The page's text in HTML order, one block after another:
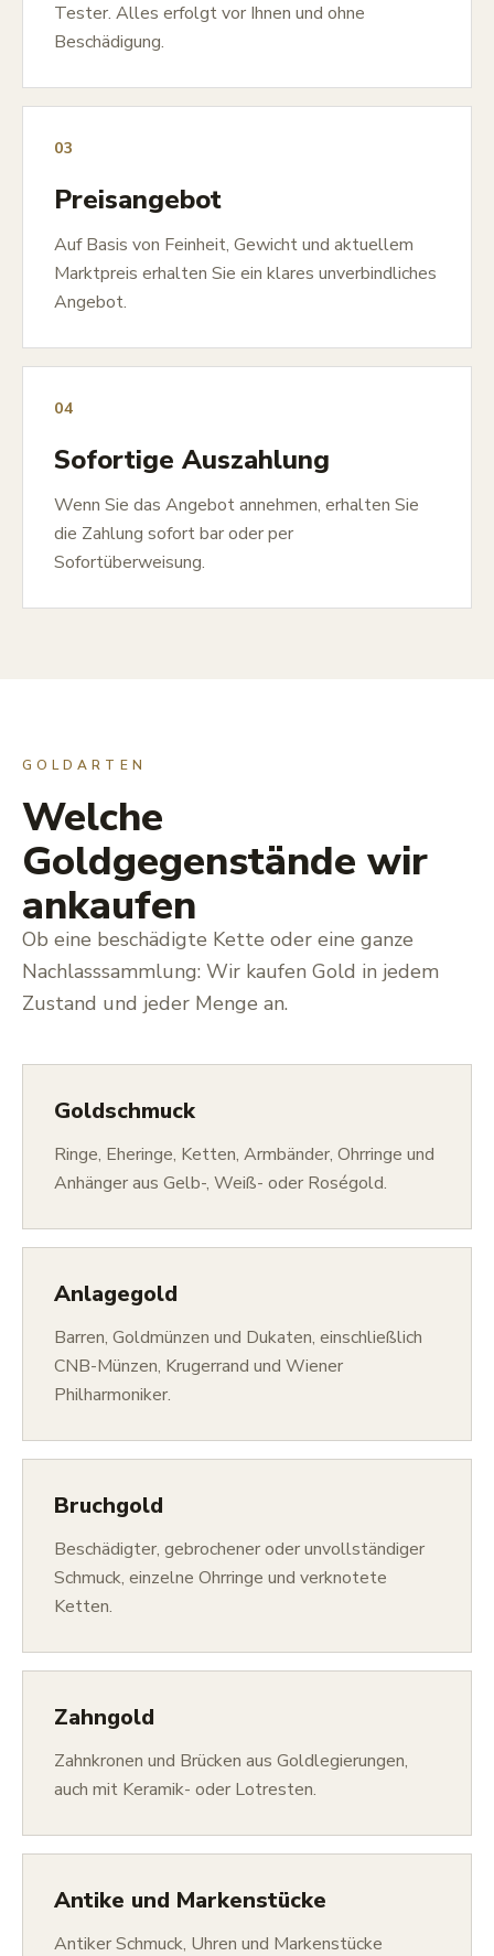
Tester. Alles erfolgt vor Ihnen und ohne
Beschädigung.
03
Preisangebot
Auf Basis von Feinheit, Gewicht und aktuellem
Marktpreis erhalten Sie ein klares unverbindliches
Angebot.
04
Sofortige Auszahlung
Wenn Sie das Angebot annehmen, erhalten Sie
die Zahlung sofort bar oder per
Sofortüberweisung.
GOLDARTEN
Welche
Goldgegenstände wir
ankaufen
Ob eine beschädigte Kette oder eine ganze
Nachlasssammlung: Wir kaufen Gold in jedem
Zustand und jeder Menge an.
Goldschmuck
Ringe, Eheringe, Ketten, Armbänder, Ohrringe und
Anhänger aus Gelb-, Weiß- oder Roségold.
Anlagegold
Barren, Goldmünzen und Dukaten, einschließlich
CNB-Münzen, Krugerrand und Wiener
Philharmoniker.
Bruchgold
Beschädigter, gebrochener oder unvollständiger
Schmuck, einzelne Ohrringe und verknotete
Ketten.
Zahngold
Zahnkronen und Brücken aus Goldlegierungen,
auch mit Keramik- oder Lotresten.
Antike und Markenstücke
Antiker Schmuck, Uhren und Markenstücke